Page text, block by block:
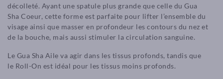
décolleté. Ayant une spatule plus grande que celle du Gua
Sha Coeur, cette forme est parfaite pour lifter l’ensemble du
visage ainsi que masser en profondeur les contours du nez et
de la bouche, mais aussi stimuler la circulation sanguine.
Le Gua Sha Aile va agir dans les tissus profonds, tandis que
le Roll-On est idéal pour les tissus moins profonds.